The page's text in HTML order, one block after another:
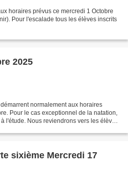
horaires prévus ce mercredi 1 Octobre
Pour l'escalade tous les élèves inscrits
2025
normalement aux horaires
Pour le cas exceptionnel de la natation,
l'étude. Nous reviendrons vers les élèves
sixième Mercredi 17